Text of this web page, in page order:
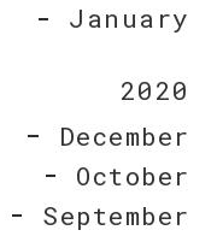
January
2020
December
October
September